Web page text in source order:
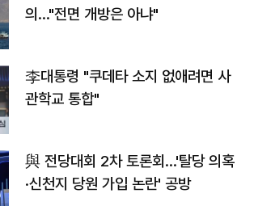
의…"전면 개방은 아냐"
李대통령 "쿠데타 소지 없애려면 사
관학교 통합"
與 전당대회 2차 토론회…'탈당 의혹
·신천지 당원 가입 논란' 공방